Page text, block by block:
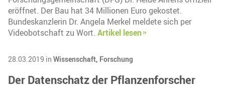
eröffnet. Der Bau hat 34 Millionen Euro gekostet.
Bundeskanzlerin Dr. Angela Merkel meldete sich per
Videobotschaft zu Wort. Artikel lesen
28.03.2019 in Wissenschaft, Forschung
Der Datenschatz der Pflanzenforscher